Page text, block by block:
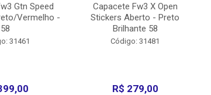
Gtn Speed
Vermelho -
58
31461
Capacete Fw3 X Open
Stickers Aberto - Preto
Brilhante 58
Código: 31481
R$ 279,00